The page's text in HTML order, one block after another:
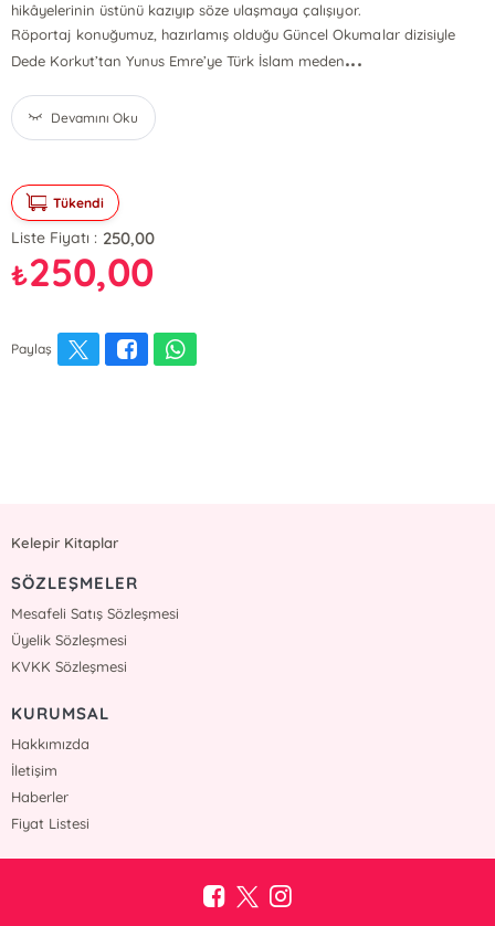
hikâyelerinin üstünü kazıyıp söze ulaşmaya çalışıyor.
Röportaj konuğumuz, hazırlamış olduğu Güncel Okumalar dizisiyle
Dede Korkut’tan Yunus Emre’ye Türk İslam meden...
Devamını Oku
Tükendi
Liste Fiyatı : 250,00
₺250,00
Paylaş
Kelepir Kitaplar
SÖZLEŞMELER
Mesafeli Satış Sözleşmesi
Üyelik Sözleşmesi
KVKK Sözleşmesi
KURUMSAL
Hakkımızda
İletişim
Haberler
Fiyat Listesi